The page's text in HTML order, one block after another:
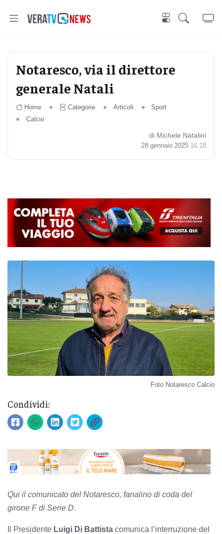
Notaresco, via il direttore
generale Natali
Home Categorie Articoli
Sport
Calcio
di Michele Natalini
28 gennaio 2025 16:18
Foto Notaresco Calcio
Condividi:
Qui il comunicato del Notaresco, fanalino di coda del
girone F di Serie D.
Il Presidente Luigi Di Battista comunica l’interruzione del